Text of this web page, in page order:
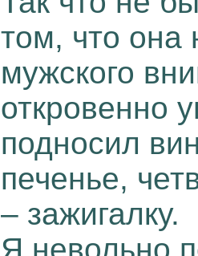
том, что она
мужского
откровенно
подносил
печенье,
– зажигалку.
Я невольно